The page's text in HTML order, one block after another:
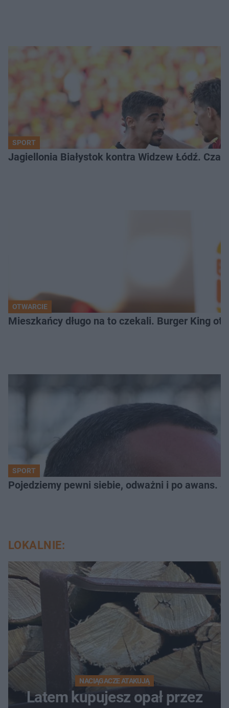
SPORT
Jagiellonia Białystok kontra Widzew Łódź.
OTWARCIE
Mieszkańcy długo na to czekali. Burger King
SPORT
Pojedziemy pewni siebie, odważni i po awans.
LOKALNIE:
NACIĄGACZE ATAKUJĄ
Latem kupujesz opał przez